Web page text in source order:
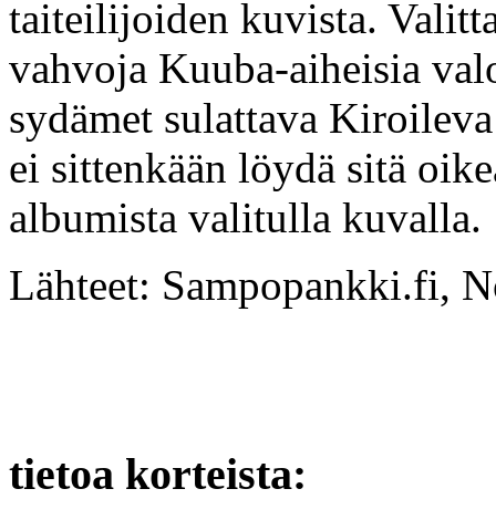
taiteilijoiden kuvista.
vahvoja Kuuba-aiheisia
sydämet sulattava
ei sittenkään löydä sitä
albumista valitulla kuvalla.
Lähteet: Sampopankki.fi,
tietoa korteista: